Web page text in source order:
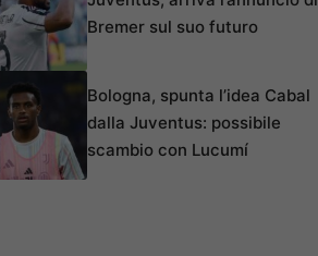
Bremer sul suo futuro
Bologna, spunta l’idea Cabal
dalla Juventus: possibile
scambio con Lucumí